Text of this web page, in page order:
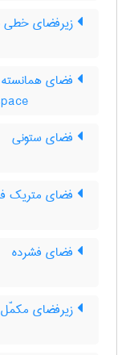
زیرفضای خطی
فضای
فضای ستونی
فضای متریک
فضای فشرده
زیرفضای